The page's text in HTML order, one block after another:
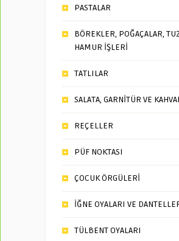
PASTALAR
BÖREKLER, POĞAÇALAR,
HAMUR İŞLERİ
TATLILAR
SALATA, GARNİTÜR VE
REÇELLER
PÜF NOKTASI
ÇOCUK ÖRGÜLERİ
İĞNE OYALARI VE
TÜLBENT OYALARI